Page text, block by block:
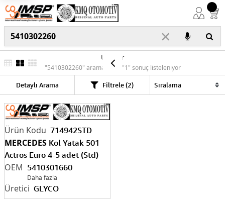
×
Ürünler
"5410302260" araması için "1" sonuç listeleniyor
Detaylı Arama Filtrele (2)
714942STD
5410301660
Daha fazla
MERCEDES Kol Yatak 501
Actros Euro 4-5 adet (Std)
GLYCO